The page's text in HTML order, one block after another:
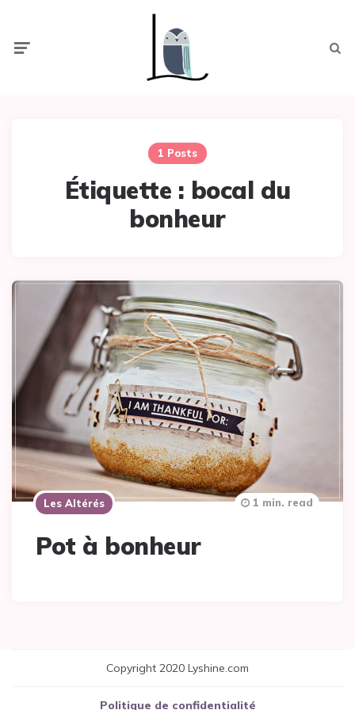
1 Posts
Étiquette : bocal du
bonheur
Les Altérés
Pot à bonheur
1 min. read
Copyright 2020 Lyshine.com
Politique de confidentialité